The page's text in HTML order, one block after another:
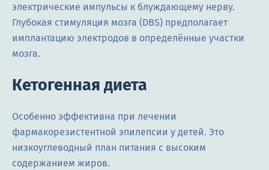
электрические импульсы к блуждающему нерву.
Глубокая стимуляция мозга (DBS) предполагает
имплантацию электродов в определённые участки
мозга.
Кетогенная диета
Особенно эффективна при лечении
фармакорезистентной эпилепсии у детей. Это
низкоуглеводный план питания с высоким
содержанием жиров.